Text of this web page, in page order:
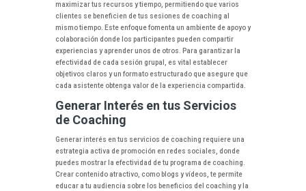
maximizar tus recursos y tiempo, permitiendo que varios
clientes se beneficien de tus sesiones de coaching al
mismo tiempo. Este enfoque fomenta un ambiente de apoyo y
colaboración donde los participantes pueden compartir
experiencias y aprender unos de otros. Para garantizar la
efectividad de cada sesión grupal, es vital establecer
objetivos claros y un formato estructurado que asegure que
cada asistente obtenga valor de la experiencia compartida.
Generar Interés en tus Servicios
de Coaching
Generar interés en tus servicios de coaching requiere una
estrategia activa de promoción en redes sociales, donde
puedes mostrar la efectividad de tu programa de coaching.
Crear contenido atractivo, como blogs y vídeos, te permite
educar a tu audiencia sobre los beneficios del coaching y la